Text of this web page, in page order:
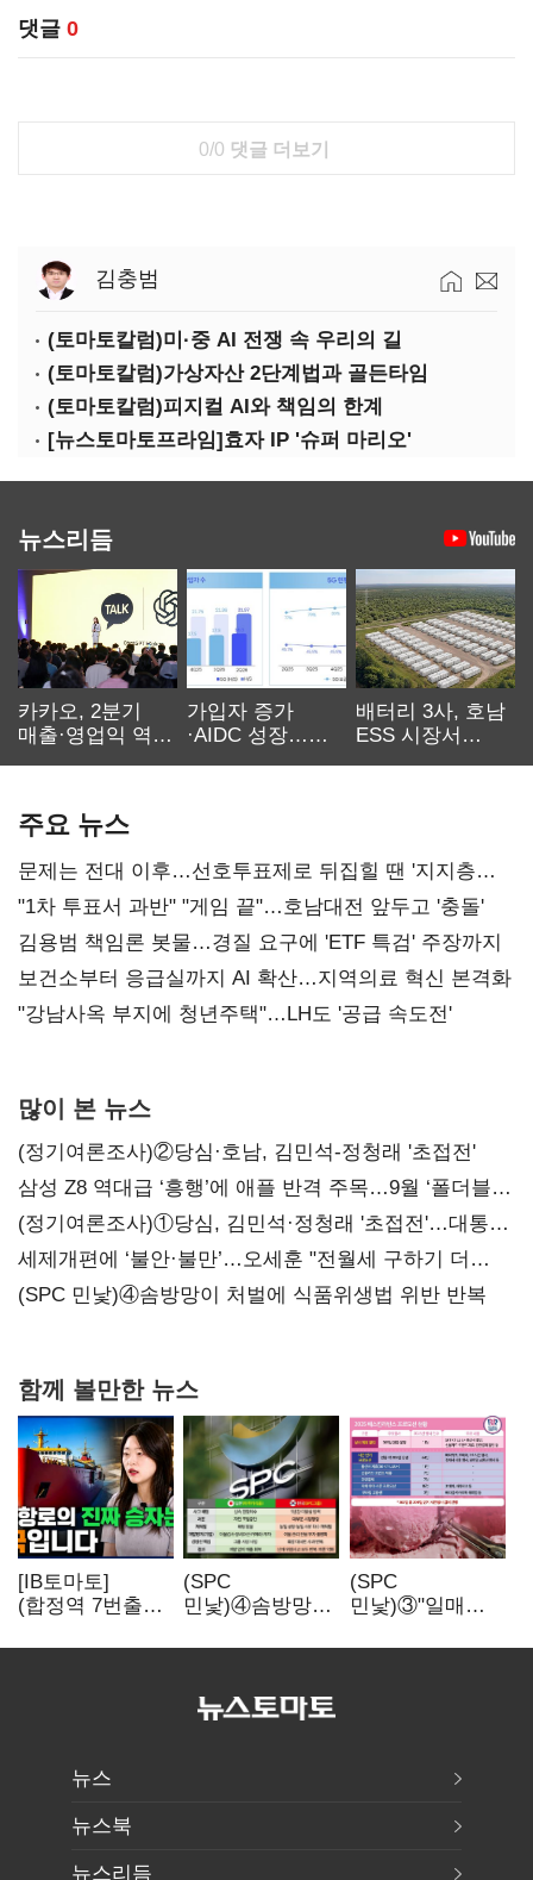
댓글 0
0/0 댓글 더보기
김충범
(토마토칼럼)미·중 AI 전쟁 속 우리의 길
(토마토칼럼)가상자산 2단계법과 골든타임
(토마토칼럼)피지컬 AI와 책임의 한계
[뉴스토마토프라임]효자 IP '슈퍼 마리오'
뉴스리듬
카카오, 2분기
매출·영업익 역대
가입자 증가
·AIDC 성장…
배터리 3사, 호남
ESS 시장서
주요 뉴스
문제는 전대 이후…선호투표제로 뒤집힐 땐 '지지층
불복'
"1차 투표서 과반" "게임 끝"…호남대전 앞두고 '충돌'
김용범 책임론 봇물…경질 요구에 'ETF 특검' 주장까지
보건소부터 응급실까지 AI 확산…지역의료 혁신 본격화
"강남사옥 부지에 청년주택"…LH도 '공급 속도전'
많이 본 뉴스
(정기여론조사)②당심·호남, 김민석-정청래 '초접전'
삼성 Z8 역대급 ‘흥행’에 애플 반격 주목…9월 ‘폴더블
대전’
(정기여론조사)①당심, 김민석·정청래 '초접전'…대통령
지지도 '50% 아래로'(종합)
세제개편에 ‘불안·불만’…오세훈 "전월세 구하기 더
힘들어질 것"
(SPC 민낯)④솜방망이 처벌에 식품위생법 위반 반복
함께 볼만한 뉴스
[IB토마토]
(합정역 7번출구)
K조선 뜬다
(SPC
민낯)④솜방망이
식품위생법 위반
(SPC
민낯)③"일매출
수익 제자리"…
뉴스
뉴스북
뉴스리듬